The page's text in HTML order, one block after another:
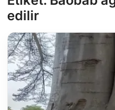
Siyasi Partiler
Yerel Yönetimler
Mülki İdare
Toplum ve Yaşam
edilir